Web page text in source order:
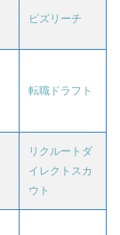
ビズリーチ
転職ドラフト
リクルートダ
イレクトスカ
ウト